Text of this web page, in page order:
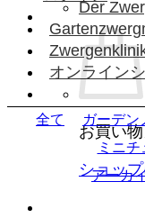
お買い
ショッ
Der
オンライン
全て ガーデン
ミニチ
アーカ